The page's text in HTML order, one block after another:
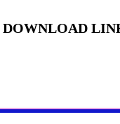
DOWNLOAD